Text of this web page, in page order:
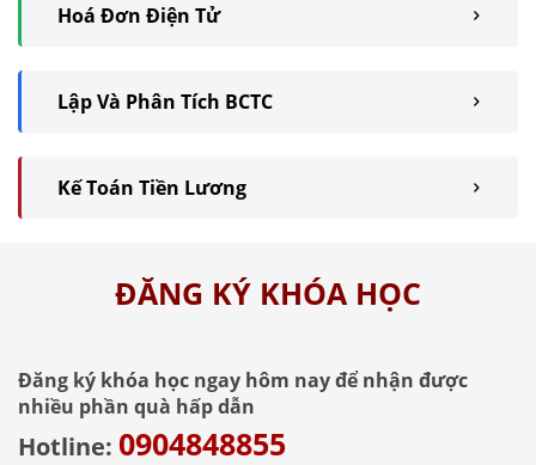
Hoá Đơn Điện Tử
Lập Và Phân Tích BCTC
Kế Toán Tiền Lương
ĐĂNG KÝ KHÓA HỌC
Đăng ký khóa học ngay hôm nay để nhận được
nhiều phần quà hấp dẫn
Hotline: 0904848855